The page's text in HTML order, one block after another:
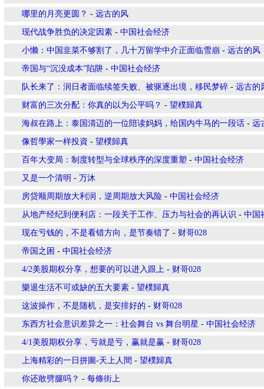
哪里的月亮更圆？ - 远古的风
现代战争胜负的决定因素 - 中国社会经济
小懒：中国韭菜不够割了，几十万留学中介正面临雪崩 - 远古的风
帝国与“沉没成本”陷阱 - 中国社会经济
队长来了：润日者面临续签失败、被驱逐出境，移民梦碎 - 远古的
财富的三次分配：你真的以为公平吗？ - 望樸歸真
海叔在路上：泰国清迈的一位陪读妈妈，给国内牛马的一段话 - 远
像哲學家一样投資 - 望樸歸真
百年大变局：制度转型与全球秩序的深度重塑 - 中国社会经济
又是一个清明 - 万沐
房贷顺周期放大利润，逆周期放大风险 - 中国社会经济
从地产经纪到便利店：一段关于工作、压力与社会的再认识 - 中国
现在亏钱的，不是看错方向，是节奏错了 - 财哥028
帝国之困 - 中国社会经济
4/2美股期权分享，想要的可以进入跟上 - 财哥028
樂退生活不可或缺的五大要素 - 望樸歸真
这波操作，不是随机，是安排好的 - 财哥028
东西方社会意识差异之一：社会舞台 vs 舞台明星 - 中国社会经济
4/1美股期权分享，亏就是亏，赢就是赢 - 财哥028
上海精彩的一日拼圖-天上人間 - 望樸歸真
你还敢劈腿吗？ - 每條街上